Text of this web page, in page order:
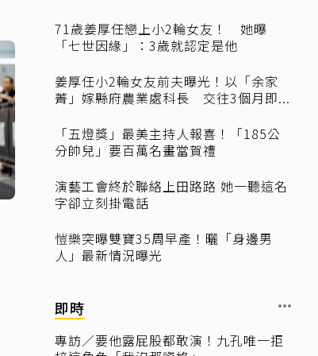
71歲姜厚任戀上小2輪女友！ 她曝
「七世因緣」：3歲就認定是他
姜厚任小2輪女友前夫曝光！以「余家
菁」嫁縣府農業處科長 交往3個月即...
「五燈獎」最美主持人報喜！「185公
分帥兒」要百萬名畫當賀禮
演藝工會終於聯絡上田路路 她一聽這名
字卻立刻掛電話
愷樂突曝雙寶35周早產！曬「身邊男
人」最新情況曝光
即時
專訪／要他露屁股都敢演！九孔唯一拒